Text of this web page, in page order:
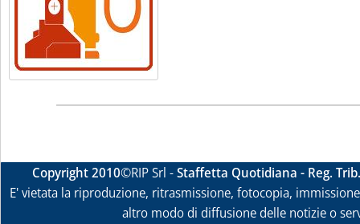
Copyright 2010©RIP Srl -Staffetta Quotidiana - Reg.
E' vietata la riproduzione, ritrasmissione, fotocopia,
altro modo di diffusione delle notizie o